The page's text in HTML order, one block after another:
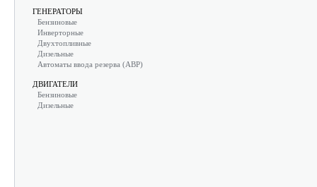
ГЕНЕРАТОРЫ
Бензиновые
Инверторные
Двухтопливные
Дизельные
Автоматы ввода резерва (АВР)
ДВИГАТЕЛИ
Бензиновые
Дизельные